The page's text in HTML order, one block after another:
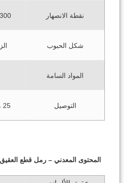
نقطة الانصهار 1300 درجة
شكل الحبوب
المواد السامة
التوصيل 25 مللي ثانية / م
المحتوى المعدني – رمل قطع العقيق 80mesh